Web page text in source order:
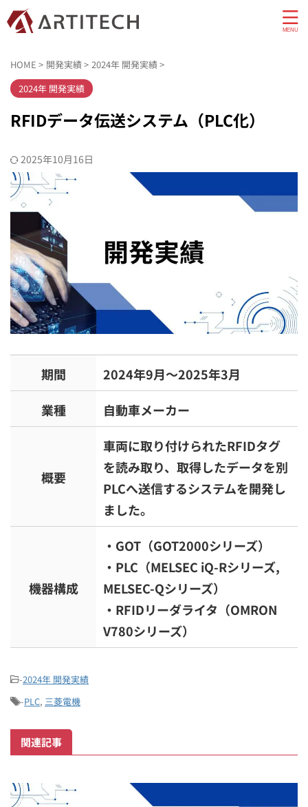
HOME > 開発実績> 2024年 開発実績>
2024年 開発実績
RFIDデータ伝送システム（PLC化）
2025年10月16日
期間
2024年9月～2025年3月
業種
自動車メーカー
概要
車両に取り付けられたRFIDタグ
を読み取り、取得したデータを別
PLCへ送信するシステムを開発し
ました。
機器構成
・GOT（GOT2000シリーズ）
・PLC（MELSEC iQ-Rシリーズ,
MELSEC-Qシリーズ）
・RFIDリーダライタ（OMRON
V780シリーズ）
-2024年 開発実績
-PLC, 三菱電機
関連記事